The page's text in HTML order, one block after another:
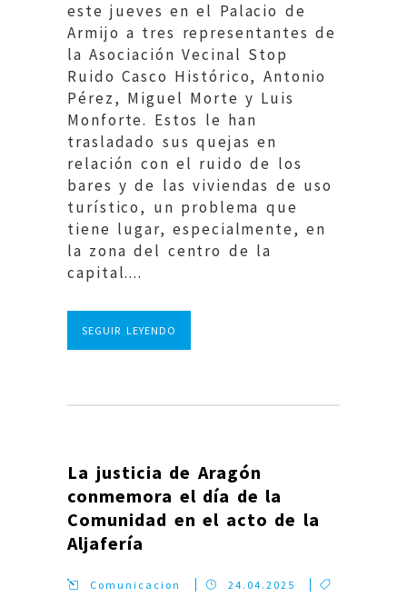
este jueves en el Palacio de
Armijo a tres representantes de
la Asociación Vecinal Stop
Ruido Casco Histórico, Antonio
Pérez, Miguel Morte y Luis
Monforte. Estos le han
trasladado sus quejas en
relación con el ruido de los
bares y de las viviendas de uso
turístico, un problema que
tiene lugar, especialmente, en
la zona del centro de la
capital....
SEGUIR LEYENDO
La justicia de Aragón
conmemora el día de la
Comunidad en el acto de la
Aljafería
Comunicacion
24.04.2025